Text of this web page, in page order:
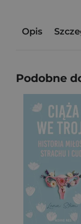
Opis
Podobne